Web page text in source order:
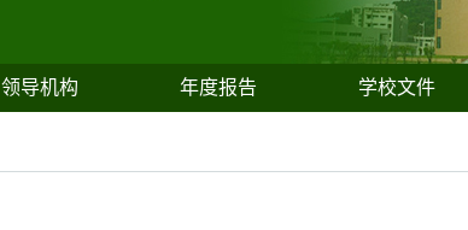
领导机构 年度报告 学校文件